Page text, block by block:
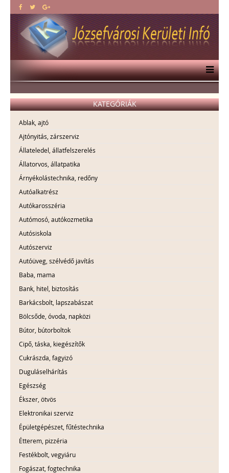
KATEGÓRIÁK
Ablak, ajtó
Ajtónyitás, zárszerviz
Állateledel, állatfelszerelés
Állatorvos, állatpatika
Árnyékolástechnika, redőny
Autóalkatrész
Autókarosszéria
Autómosó, autókozmetika
Autósiskola
Autószerviz
Autóüveg, szélvédő javítás
Baba, mama
Bank, hitel, biztosítás
Barkácsbolt, lapszabászat
Bölcsőde, óvoda, napközi
Bútor, bútorboltok
Cipő, táska, kiegészítők
Cukrászda, fagyizó
Duguláselhárítás
Egészség
Ékszer, ötvös
Elektronikai szerviz
Épületgépészet, fűtéstechnika
Étterem, pizzéria
Festékbolt, vegyiáru
Fogászat, fogtechnika